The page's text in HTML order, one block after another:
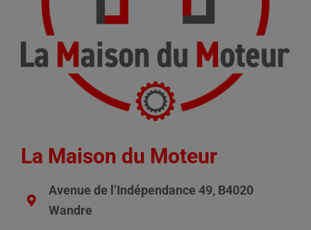
La Maison du Moteur
Avenue de l’Indépendance 49, B4020
Wandre